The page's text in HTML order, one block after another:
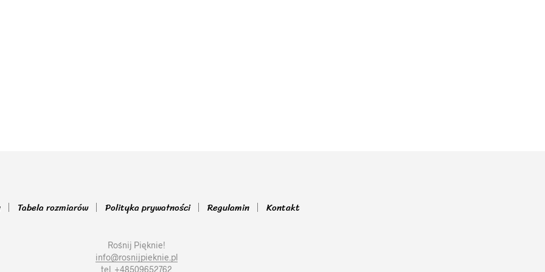
Tabela rozmiarów Polityka prywatności Regulamin Kontakt
Rośnij Pięknie!
info@rosnijpieknie.pl
tel. +48509652762